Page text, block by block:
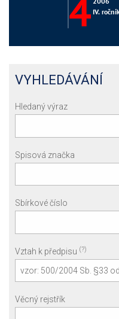
VYHLEDÁVÁNÍ
Hledaný výraz
Spisová značka
Sbírkové číslo
Vztah k předpisu (?)
Věcný rejstřík